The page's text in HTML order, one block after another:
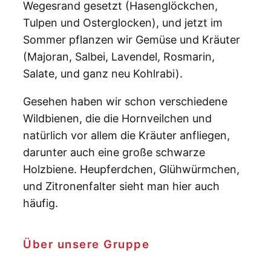
Wegesrand gesetzt (Hasenglöckchen,
Tulpen und Osterglocken), und jetzt im
Sommer pflanzen wir Gemüse und Kräuter
(Majoran, Salbei, Lavendel, Rosmarin,
Salate, und ganz neu Kohlrabi).
Gesehen haben wir schon verschiedene
Wildbienen, die die Hornveilchen und
natürlich vor allem die Kräuter anfliegen,
darunter auch eine große schwarze
Holzbiene. Heupferdchen, Glühwürmchen,
und Zitronenfalter sieht man hier auch
häufig.
Über unsere Gruppe